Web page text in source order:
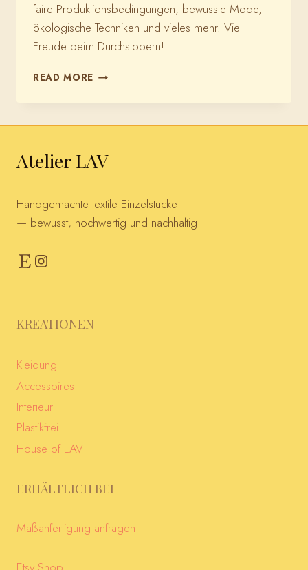
faire Produktionsbedingungen, bewusste Mode,
ökologische Techniken und vieles mehr. Viel
Freude beim Durchstöbern!
READ MORE ZUM
Atelier LAV
Handgemachte textile Einzelstücke
— bewusst, hochwertig und nachhaltig
EtsyInstagram
KREATIONEN
Kleidung
Accessoires
Interieur
Plastikfrei
House of LAV
ERHÄLTLICH BEI
Maßanfertigung anfragen